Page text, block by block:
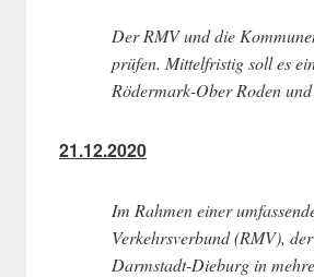
Der RMV und die
prüfen. Mittelfristig soll es
Rödermark-Ober Roden
21.12.2020
Im Rahmen einer
Verkehrsverbund (RMV),
Darmstadt-Dieburg in